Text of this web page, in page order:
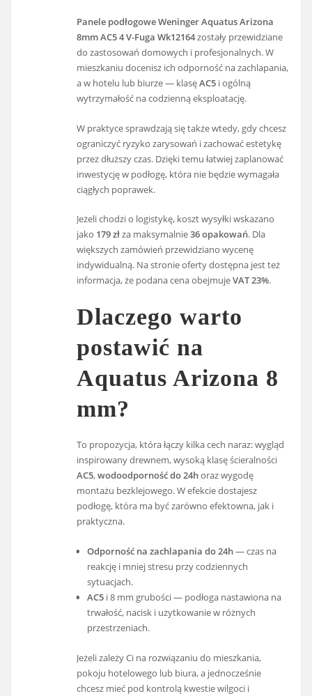
Panele podłogowe Weninger Aquatus Arizona
8mm AC5 4 V-Fuga Wk12164zostały przewidziane
do zastosowań domowych i profesjonalnych. W
mieszkaniu docenisz ich odporność na zachlapania,
a w hotelu lub biurze — klasęAC5 i ogólną
wytrzymałość na codzienną eksploatację.
W praktyce sprawdzają się także wtedy, gdy chcesz
ograniczyć ryzyko zarysowań i zachować estetykę
przez dłuższy czas. Dzięki temu łatwiej zaplanować
inwestycję w podłogę, która nie będzie wymagała
ciągłych poprawek.
Jeżeli chodzi o logistykę, koszt wysyłki wskazano
jako 179 złza maksymalnie36 opakowań. Dla
większych zamówień przewidziano wycenę
indywidualną. Na stronie oferty dostępna jest też
informacja, że podana cena obejmujeVAT 23%.
Dlaczego warto
postawić na
Aquatus Arizona 8
mm?
To propozycja, która łączy kilka cech naraz: wygląd
inspirowany drewnem, wysoką klasę ścieralności
AC5,wodoodporność do 24horaz wygodę
montażu bezklejowego. W efekcie dostajesz
podłogę, która ma być zarówno efektowna, jak i
praktyczna.
Odporność na zachlapania do 24h— czas na
reakcję i mniej stresu przy codziennych
sytuacjach.
AC5i 8 mm grubości — podłoga nastawiona na
trwałość, nacisk i użytkowanie w różnych
przestrzeniach.
Jeżeli zależy Ci na rozwiązaniu do mieszkania,
pokoju hotelowego lub biura, a jednocześnie
chcesz mieć pod kontrolą kwestie wilgoci i